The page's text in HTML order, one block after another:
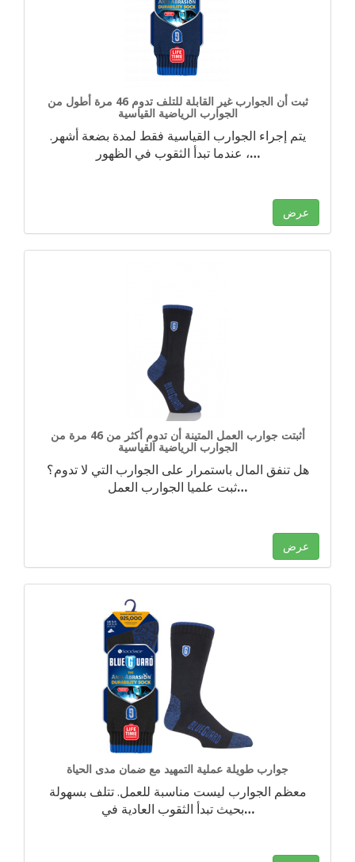
ثبت أن الجوارب غير القابلة للتلف تدوم 46 مرة أطول من
الجوارب الرياضية القياسية
يتم إجراء الجوارب القياسية فقط لمدة بضعة أشهر.
عندما تبدأ الثقوب في الظهور ،…
عرض
أثبتت جوارب العمل المتينة أن تدوم أكثر من 46 مرة من
الجوارب الرياضية القياسية
هل تنفق المال باستمرار على الجوارب التي لا تدوم؟
ثبت علميا الجوارب العمل…
عرض
جوارب طويلة عملية التمهيد مع ضمان مدى الحياة
معظم الجوارب ليست مناسبة للعمل. تتلف بسهولة
بحيث تبدأ الثقوب العادية في…